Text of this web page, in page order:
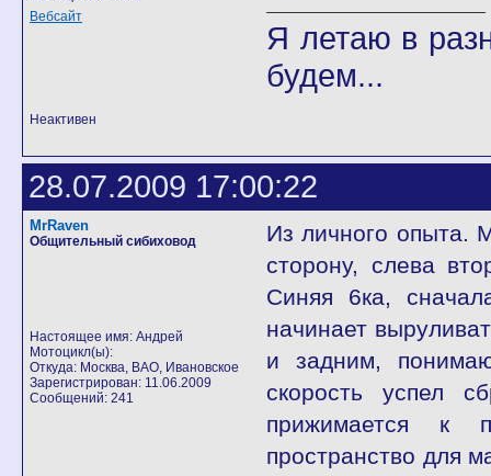
Вебсайт
Я летаю в
будем...
Неактивен
28.07.2009 17:00:22
MrRaven
Общительный сибиховод
Настоящее имя: Андрей
Мотоцикл(ы):
Откуда: Москва, ВАО, Ивановское
Зарегистрирован: 11.06.2009
Сообщений: 241
Из личного опыта.
сторону, слева
Синяя 6ка,
начинает
и задним,
скорость успел
прижимается к
пространство для